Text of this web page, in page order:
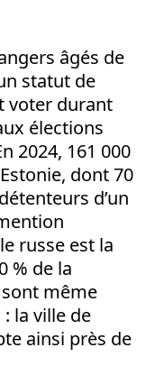
âgés de
statut de
voter durant
élections
2024, 161 000
dont 70
d’un
russe est la
% de la
même
la ville de
ainsi près de